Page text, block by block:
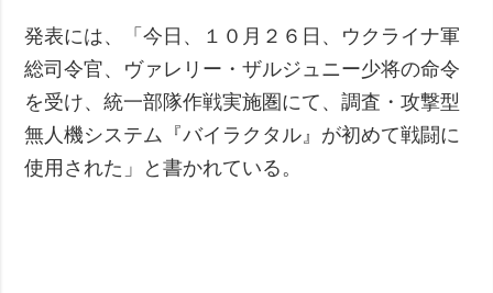
写真
動画
発表には、「今日、１０月２６日、ウクライナ軍
総司令官、ヴァレリー・ザルジュニー少将の命令
を受け、統一部隊作戦実施圏にて、調査・攻撃型
無人機システム『バイラクタル』が初めて戦闘に
使用された」と書かれている。